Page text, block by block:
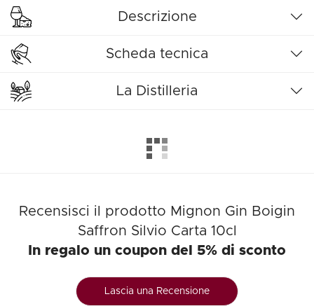
Descrizione
Scheda tecnica
La Distilleria
Recensisci il prodotto Mignon Gin Boigin
Saffron Silvio Carta 10cl
In regalo un coupon del 5% di sconto
Lascia una Recensione